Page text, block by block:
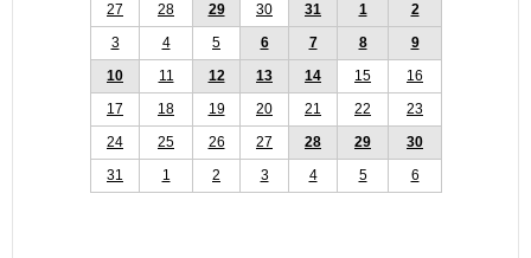
27 28 29 30 31 1
2
3
4 5 6 7 8
9
10
11 12 13 14 15
16
17
18 19 20 21 22
23
24
25 26 27 28 29
30
31
1 2 3 4 5 6